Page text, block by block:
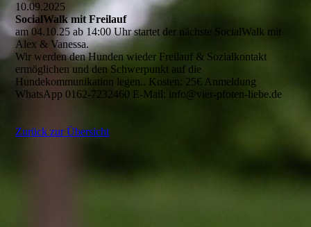
10.09.2025
SocialWalk mit Freilauf
am 04.10.25 ab 14:00 Uhr startet der nächste SocialWalk mit
Alex & Vanessa.
Wir werden den Hunden wieder Freilauf & Sozialkontakt
ermöglichen und den Schwerpunkt auf die
Hundekommunikation legen.. Kosten: 25€ Anmeldung
WhatsApp 0162-7232460 E-Mail: info@vier-pfoten-liebe.de
Zurück zur Übersicht